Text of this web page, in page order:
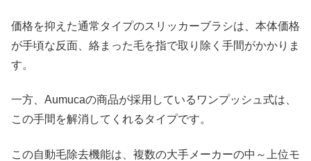
価格を抑えた通常タイプのスリッカーブラシは、本体価格
が手頃な反面、絡まった毛を指で取り除く手間がかかりま
す。
一方、Aumucaの商品が採用しているワンプッシュ式は、
この手間を解消してくれるタイプです。
この自動毛除去機能は、複数の大手メーカーの中～上位モ